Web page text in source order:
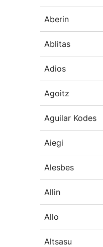
Aberin
Ablitas
Adios
Agoitz
Aguilar Kodes
Aiegi
Alesbes
Allin
Allo
Altsasu